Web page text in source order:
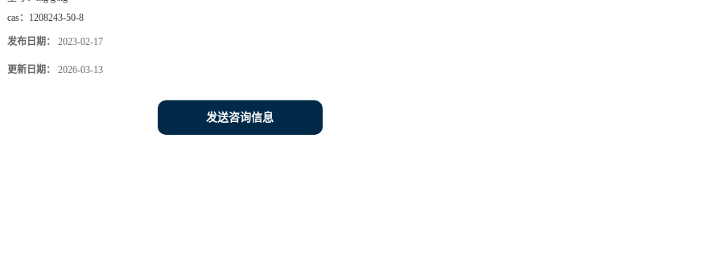
cas： 1208243-50-8
发布日期： 2023-02-17
更新日期： 2026-03-13
发送咨询信息